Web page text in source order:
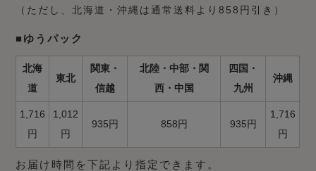
（ただし、北海道・沖縄は通常送料より858円引き）
■ゆうパック
北海
道
東北
関東・
信越
北陸・中部・関
西・中国
四国・
九州
沖縄
1,716
円
1,012
円
935円 858円 935円
1,716
円
お届け時間を下記より指定できます。